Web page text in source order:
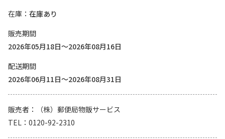
在庫
在庫あり
販売期間
2026年05月18日～2026年08月16日
配送期間
2026年06月11日～2026年08月31日
販売者
（株）郵便局物販サービス
TEL
0120-92-2310